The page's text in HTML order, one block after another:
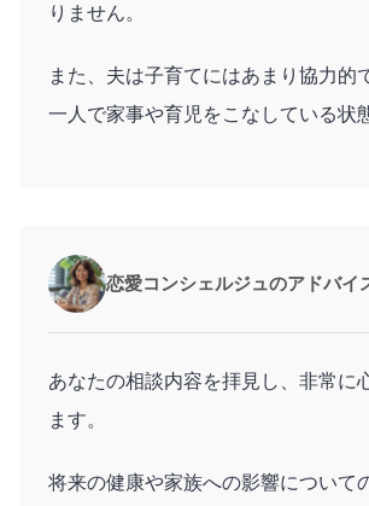
りません。
また、夫は子育てにはあまり協力的
一人で家事や育児をこなしている状
恋愛コンシェルジュのアドバイ
あなたの相談内容を拝見し、非常に
ます。
将来の健康や家族への影響について